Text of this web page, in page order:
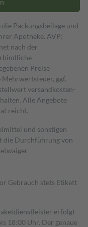
Packungsbeilage und
Apotheke. AVP:
nach der
Preise
ggf.
versand­kosten­
Alle Angebote
reicht.
und sonstigen
die Durchführung von
Gebrauch stets Etikett
erfolgt
18:00 Uhr. Der genaue